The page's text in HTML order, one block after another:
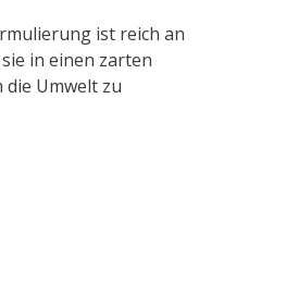
ist reich an
in einen zarten
Umwelt zu